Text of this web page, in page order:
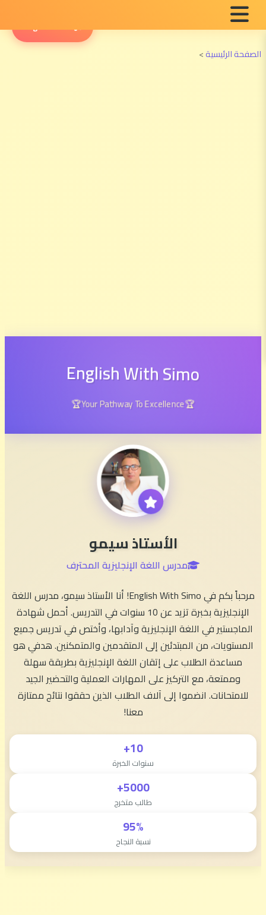
الصفحة الرئيسية>
English Radio
English With Simo
🏆Your Pathway To Excellence🏆
الأستاذ سيمو
مدرس اللغة الإنجليزية المحترف
مرحباً بكم في English With Simo! أنا الأستاذ سيمو، مدرس اللغة
الإنجليزية بخبرة تزيد عن 10 سنوات في التدريس. أحمل شهادة
الماجستير في اللغة الإنجليزية وآدابها، وأختص في تدريس جميع
المستويات، من المبتدئين إلى المتقدمين والمتمكنين. هدفي هو
مساعدة الطلاب على إتقان اللغة الإنجليزية بطريقة سهلة
وممتعة، مع التركيز على المهارات العملية والتحضير الجيد
للامتحانات. انضموا إلى آلاف الطلاب الذين حققوا نتائج ممتازة
معنا!
10+
سنوات الخبرة
5000+
طالب متخرج
95%
نسبة النجاح